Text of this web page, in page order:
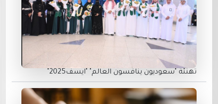
تهنئة "سعوديون ينافسون العالم" "ايسف2025"